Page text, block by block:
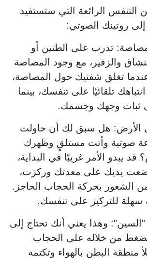
التنفس الرائعة التي ستستفيد
روتينك الصوتي:
تدرب على الطنين أو
والزفير، مع وجود المصاصة
تغلق شفتيك حول المصاصة،
تلقائيًا على تنفسك، بينما
ثبات وجهك وجسمك.
الأرض: هل سبق لك أن حاولت
صوتية وأنت مستلقٍ وظهرك
يبدو الأمر غريبًا في البداية،
يديك على معدتك وركزت،
الشعور بحركة الحجاب الحاجز.
سهلة للتركيز على تنفسك.
وهذا يعني أنك تحتاج إلى
من خلاله على الحجاب
منطقة البطن بالهواء وتكتمه